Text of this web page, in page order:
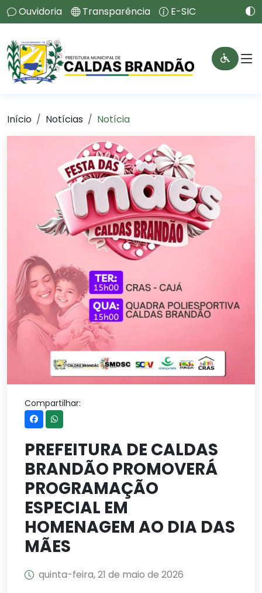
Ouvidoria Transparência E-SIC
Início Notícias Notícia
Compartilhar:
PREFEITURA DE CALDAS
BRANDÃO PROMOVERÁ
PROGRAMAÇÃO
ESPECIAL EM
HOMENAGEM AO DIA DAS
MÃES
quinta-feira, 21 de maio de 2026